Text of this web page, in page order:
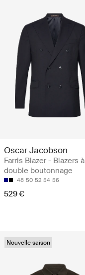
Oscar Jacobson
Farris Blazer - Blazers à
double boutonnage
48 50 52 54 56
529 €
Nouvelle saison